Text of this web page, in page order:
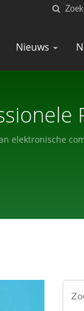
Nieuws
elektronische